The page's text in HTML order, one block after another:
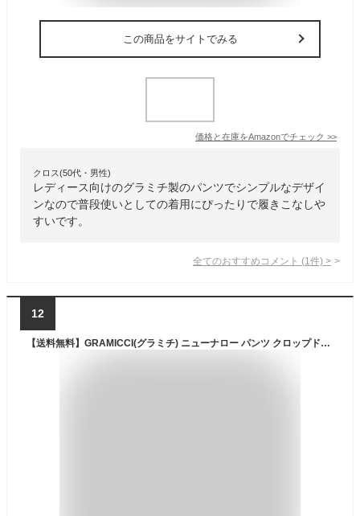
この商品をサイトでみる
価格と在庫をAmazonでチェック >>
クロス(50代・男性)
レディース向けのグラミチ製のパンツでシンプルなデザイ
ンなので普段使いとしての着用にぴったりで履きこなしや
すいです。
全てのおすすめコメント (1 件) >
12
【送料無料】GRAMICCI(グラミチ) ニューナロー パンツ クロップド【ジャストカット】ストレッチ パンツ クライミング メンズ レディース プレゼント